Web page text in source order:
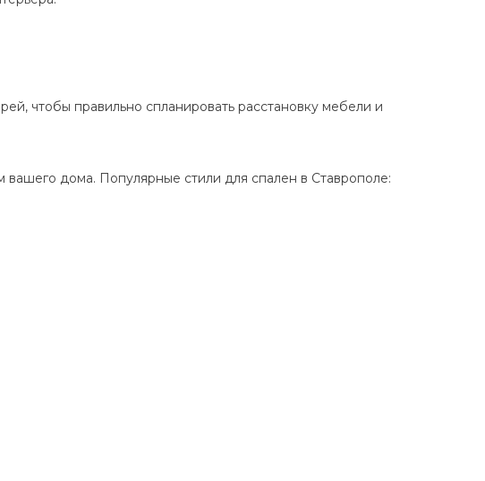
чтобы правильно спланировать расстановку мебели и
дома. Популярные стили для спален в Ставрополе: